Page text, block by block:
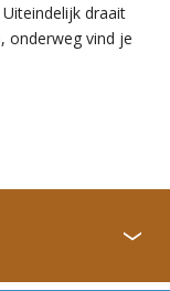
draait
onderweg vind je